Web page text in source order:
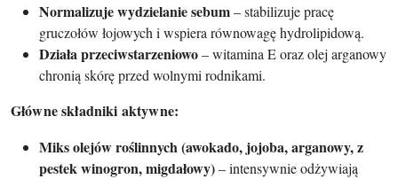
Normalizuje wydzielanie sebum– stabilizuje pracę
gruczołów łojowych i wspiera równowagę hydrolipidową.
Działa przeciwstarzeniowo– witamina E oraz olej arganowy
chronią skórę przed wolnymi rodnikami.
Główne składniki aktywne:
Miks olejów roślinnych (awokado, jojoba, arganowy, z
pestek winogron, migdałowy)– intensywnie odżywiają